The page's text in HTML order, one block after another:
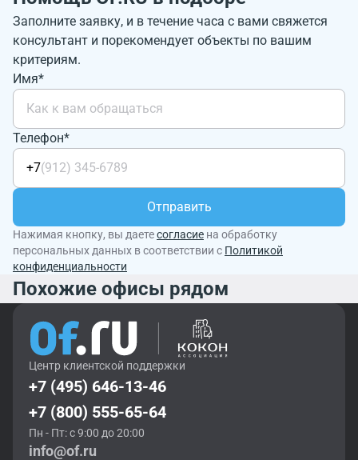
Заполните заявку, и в течение часа с вами свяжется
консультант и порекомендует объекты по вашим
критериям.
Имя*
Телефон*
+7
Отправить
Нажимая кнопку, вы даетесогласие на обработку
персональных данных в соответствии с Политикой
конфиденциальности
Похожие офисы рядом
Центр клиентской поддержки
+7 (495) 646-13-46
+7 (800) 555-65-64
Пн - Пт: с 9:00 до 20:00
info@of.ru